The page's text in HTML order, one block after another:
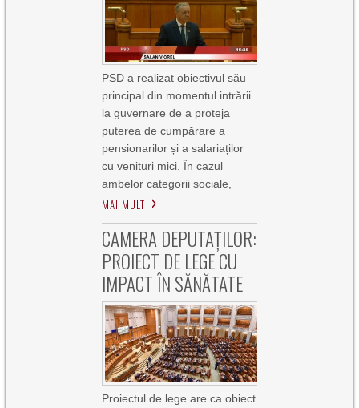
PSD a realizat obiectivul său
principal din momentul intrării
la guvernare de a proteja
puterea de cumpărare a
pensionarilor și a salariaților
cu venituri mici. În cazul
ambelor categorii sociale,
MAI MULT
CAMERA DEPUTAȚILOR:
PROIECT DE LEGE CU
IMPACT ÎN SĂNĂTATE
Proiectul de lege are ca obiect